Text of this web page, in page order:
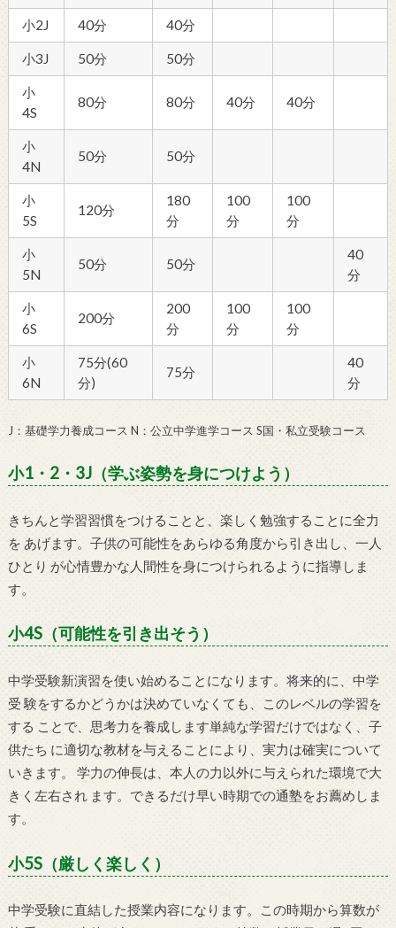
小2J 40分 40分
小3J 50分 50分
小
4S
80分 80分 40分 40分
小
4N
50分 50分
小
5S
120分
180
分
100
分
100
分
小
5N
50分 50分
40
分
小
6S
200分
200
分
100
分
100
分
小
6N
75分(60
分)
75分
40
分
J：基礎学力養成コース N：公立中学進学コース S国・私立受験コース
小1・2・3J（学ぶ姿勢を身につけよう）
きちんと学習習慣をつけることと、楽しく勉強することに全力
を あげます。子供の可能性をあらゆる角度から引き出し、一人
ひとり が心情豊かな人間性を身につけられるように指導しま
す。
小4S（可能性を引き出そう）
中学受験新演習を使い始めることになります。将来的に、中学
受 験をするかどうかは決めていなくても、このレベルの学習を
する ことで、思考力を養成します単純な学習だけではなく、子
供たち に適切な教材を与えることにより、実力は確実について
いきます。 学力の伸長は、本人の力以外に与えられた環境で大
きく左右され ます。できるだけ早い時期での通塾をお薦めしま
す。
小5S（厳しく楽しく）
中学受験に直結した授業内容になります。この時期から算数が